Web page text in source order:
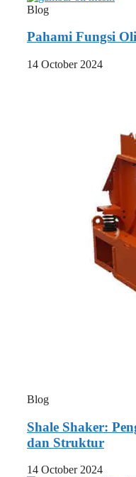
Blog
Pahami Fungsi
14 October 2024
Blog
Shale Shaker:
dan Struktur
14 October 2024